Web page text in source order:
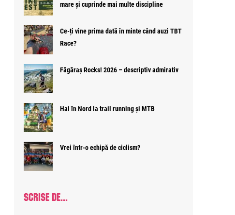
mare și cuprinde mai multe discipline
Ce-ți vine prima dată în minte când auzi TBT
Race?
Făgăraș Rocks! 2026 – descriptiv admirativ
Hai în Nord la trail running și MTB
Vrei într-o echipă de ciclism?
SCRISE DE...